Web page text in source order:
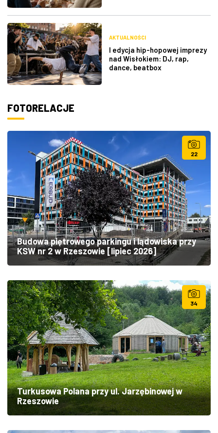
AKTUALNOŚCI
I edycja hip-hopowej imprezy
nad Wisłokiem: DJ, rap,
dance, beatbox
FOTORELACJE
22
Budowa piętrowego parkingu i lądowiska przy
KSW nr 2 w Rzeszowie [lipiec 2026]
34
Turkusowa Polana przy ul. Jarzębinowej w
Rzeszowie